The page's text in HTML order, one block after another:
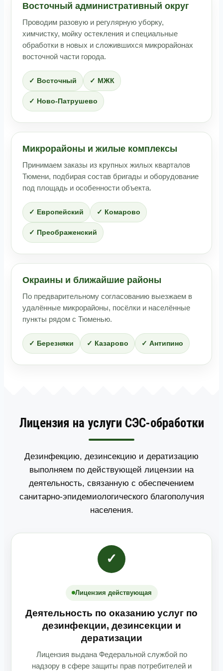
Восточный административный округ
Проводим разовую и регулярную уборку,
химчистку, мойку остекления и специальные
обработки в новых и сложившихся микрорайонах
восточной части города.
✓ Восточный ✓ МЖК
✓ Ново-Патрушево
Микрорайоны и жилые комплексы
Принимаем заказы из крупных жилых кварталов
Тюмени, подбирая состав бригады и оборудование
под площадь и особенности объекта.
✓ Европейский ✓ Комарово
✓ Преображенский
Окраины и ближайшие районы
По предварительному согласованию выезжаем в
удалённые микрорайоны, посёлки и населённые
пункты рядом с Тюменью.
✓ Березняки ✓ Казарово ✓ Антипино
Лицензия на услуги СЭС-обработки
Дезинфекцию, дезинсекцию и дератизацию
выполняем по действующей лицензии на
деятельность, связанную с обеспечением
санитарно-эпидемиологического благополучия
населения.
✓
Лицензия действующая
Деятельность по оказанию услуг по
дезинфекции, дезинсекции и
дератизации
Лицензия выдана Федеральной службой по
надзору в сфере защиты прав потребителей и